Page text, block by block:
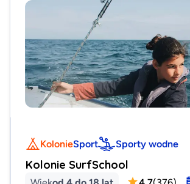
KolonieSport Sporty wodne
Kolonie SurfSchool